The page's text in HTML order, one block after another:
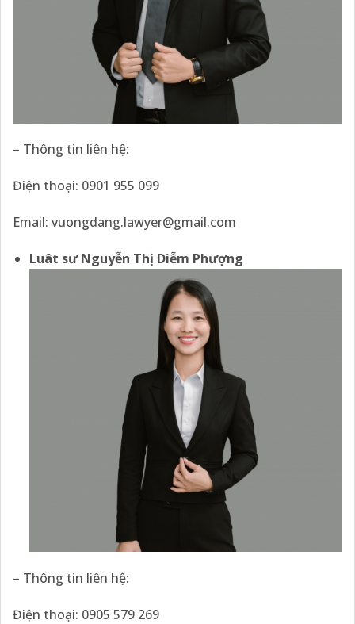
– Thông tin liên hệ:
Điện thoại: 0901 955 099
Email: vuongdang.lawyer@gmail.com
Luât sư Nguyễn Thị Diễm Phượng
– Thông tin liên hệ:
Điện thoại: 0905 579 269